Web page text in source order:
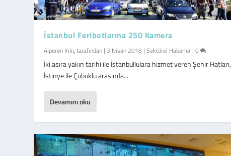
İstanbul Feribotlarına 250 Kamera
Alperen Kılıçtarafından | 3 Nisan 2018 |Sektörel Haberler |0
İki asıra yakın tarihi ile İstanbullulara hizmet veren Şehir Hatları,
İstinye ile Çubuklu arasında...
Devamını oku